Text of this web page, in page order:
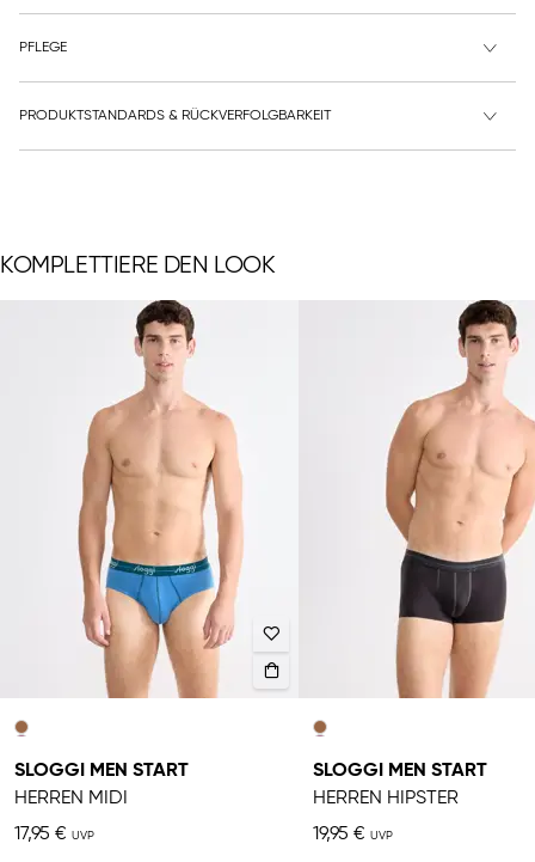
PFLEGE
PRODUKTSTANDARDS & RÜCKVERFOLGBARKEIT
KOMPLETTIERE DEN LOOK
SLOGGI MEN START
HERREN MIDI
17,95 €
SLOGGI MEN START
HERREN HIPSTER
19,95 €